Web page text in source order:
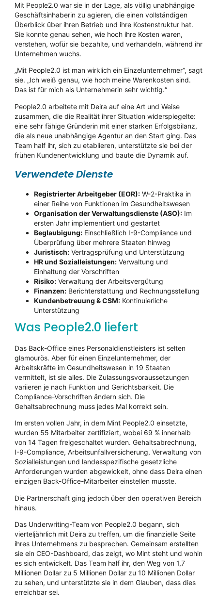
Mit People2.0 war sie in der Lage, als völlig unabhängige
Geschäftsinhaberin zu agieren, die einen vollständigen
Überblick über ihren Betrieb und ihre Kostenstruktur hat.
Sie konnte genau sehen, wie hoch ihre Kosten waren,
verstehen, wofür sie bezahlte, und verhandeln, während ihr
Unternehmen wuchs.
„Mit People2.0 ist man wirklich ein Einzelunternehmer“, sagt
sie. „Ich weiß genau, wie hoch meine Warenkosten sind.
Das ist für mich als Unternehmerin sehr wichtig.“
People2.0 arbeitete mit Deira auf eine Art und Weise
zusammen, die die Realität ihrer Situation widerspiegelte:
eine sehr fähige Gründerin mit einer starken Erfolgsbilanz,
die als neue unabhängige Agentur an den Start ging. Das
Team half ihr, sich zu etablieren, unterstützte sie bei der
frühen Kundenentwicklung und baute die Dynamik auf.
Verwendete Dienste
Registrierter Arbeitgeber (EOR): W-2-Praktika in
einer Reihe von Funktionen im Gesundheitswesen
Organisation der Verwaltungsdienste (ASO): Im
ersten Jahr implementiert und gestartet
Beglaubigung: Einschließlich I-9-Compliance und
Überprüfung über mehrere Staaten hinweg
Juristisch: Vertragsprüfung und Unterstützung
HR und Sozialleistungen: Verwaltung und
Einhaltung der Vorschriften
Risiko: Verwaltung der Arbeitsvergütung
Finanzen: Berichterstattung und Rechnungsstellung
Kundenbetreuung & CSM: Kontinuierliche
Unterstützung
Was People2.0 liefert
Das Back-Office eines Personaldienstleisters ist selten
glamourös. Aber für einen Einzelunternehmer, der
Arbeitskräfte im Gesundheitswesen in 19 Staaten
vermittelt, ist sie alles. Die Zulassungsvoraussetzungen
variieren je nach Funktion und Gerichtsbarkeit. Die
Compliance-Vorschriften ändern sich. Die
Gehaltsabrechnung muss jedes Mal korrekt sein.
Im ersten vollen Jahr, in dem Mint People2.0 einsetzte,
wurden 55 Mitarbeiter zertifiziert, wobei 69 % innerhalb
von 14 Tagen freigeschaltet wurden. Gehaltsabrechnung,
I-9-Compliance, Arbeitsunfallversicherung, Verwaltung von
Sozialleistungen und landesspezifische gesetzliche
Anforderungen wurden abgewickelt, ohne dass Deira einen
einzigen Back-Office-Mitarbeiter einstellen musste.
Die Partnerschaft ging jedoch über den operativen Bereich
hinaus.
Das Underwriting-Team von People2.0 begann, sich
vierteljährlich mit Deira zu treffen, um die finanzielle Seite
ihres Unternehmens zu besprechen. Gemeinsam erstellten
sie ein CEO-Dashboard, das zeigt, wo Mint steht und wohin
es sich entwickelt. Das Team half ihr, den Weg von 1,7
Millionen Dollar zu 5 Millionen Dollar zu 10 Millionen Dollar
zu sehen, und unterstützte sie in dem Glauben, dass dies
erreichbar sei.